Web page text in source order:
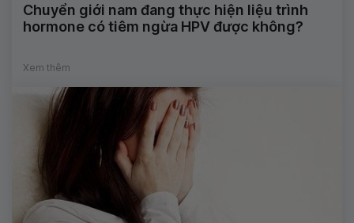
Chuyển giới nam đang thực hiện liệu trình
hormone có tiêm ngừa HPV được không?
Xem thêm